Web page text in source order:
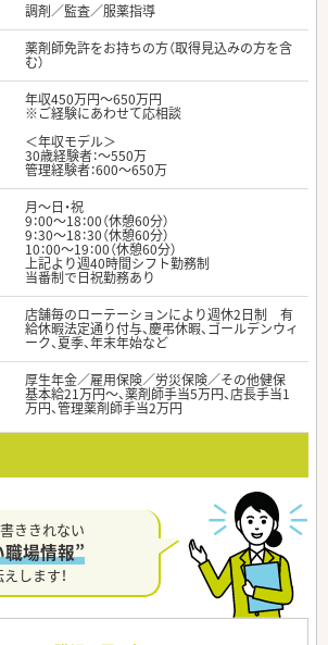
調剤／監査／服薬指導
薬剤師免許をお持ちの方（取得見込みの方を含
む）
年収450万円～650万円
※ご経験にあわせて応相談
＜年収モデル＞
30歳経験者：～550万
管理経験者：600～650万
月～日・祝
9：00～18：00（休憩60分）
9：30～18：30（休憩60分）
10：00～19：00（休憩60分）
上記より週40時間シフト勤務制
当番制で日祝勤務あり
店舗毎のローテーションにより週休2日制 有
給休暇法定通り付与、慶弔休暇、ゴールデンウィ
ーク、夏季、年末年始など
厚生年金／雇用保険／労災保険／その他健保
基本給21万円～、薬剤師手当5万円、店長手当1
万円、管理薬剤師手当2万円
ききれない
職場情報”
します！